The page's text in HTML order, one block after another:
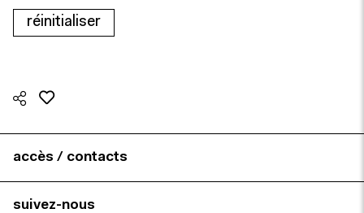
réinitialiser
accès / contacts
suivez-nous